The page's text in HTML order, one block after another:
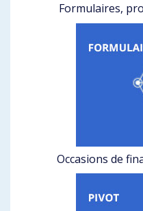
Formulaires,
Occasions de